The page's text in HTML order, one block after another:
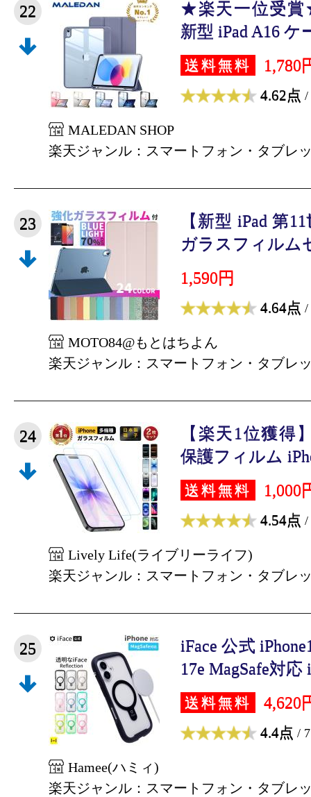
22
★楽天一位受
新型 iPad A16 ケ
送料無料 1,780
4.62点 /
MALEDAN SHOP
楽天ジャンル：スマートフォン・タブレ
23
【新型 iPad 第
ガラスフィルム
1,590円
4.64点 /
MOTO84@もとはちよん
楽天ジャンル：スマートフォン・タブレ
24
【楽天1位獲得
保護フィルム
送料無料 1,000
4.54点 /
Lively Life(ライブリーライフ)
楽天ジャンル：スマートフォン・タブレ
25
iFace 公式
17e MagSafe対応
送料無料 4,620
4.4点 /
Hamee(ハミィ)
楽天ジャンル：スマートフォン・タブレ